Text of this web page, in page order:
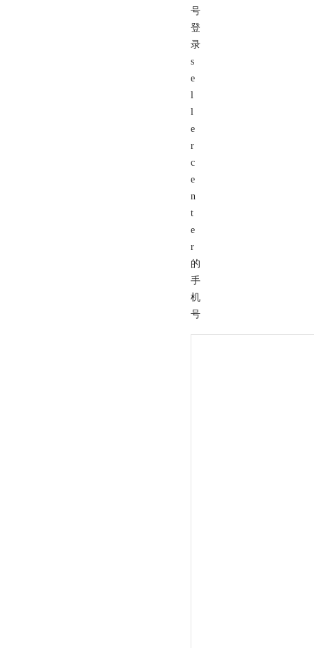
号
登
录
s
e
l
l
e
r
c
e
n
t
e
r
的
手
机
号